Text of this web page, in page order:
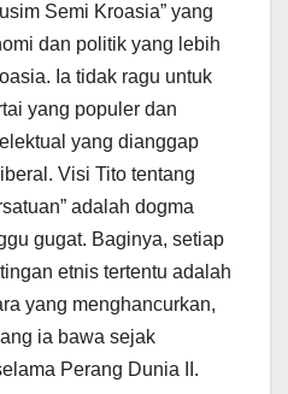
Semi Kroasia” yang
dan politik yang lebih
Ia tidak ragu untuk
yang populer dan
yang dianggap
Visi Tito tentang
adalah dogma
gugat. Baginya, setiap
etnis tertentu adalah
yang menghancurkan,
ia bawa sejak
Perang Dunia II.